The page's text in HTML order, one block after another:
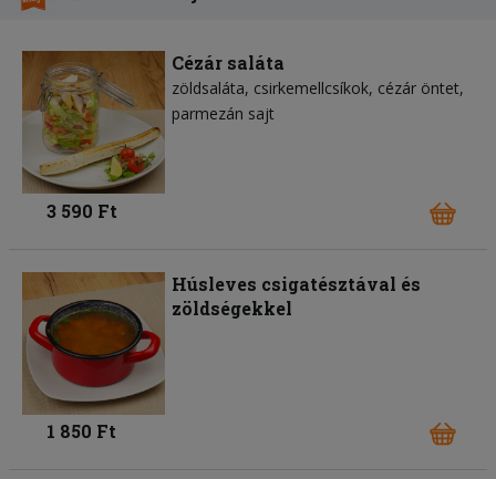
Cézár saláta
zöldsaláta csirkemellcsíkok cézár öntet
parmezán sajt
3 590 Ft
Húsleves csigatésztával és
zöldségekkel
1 850 Ft